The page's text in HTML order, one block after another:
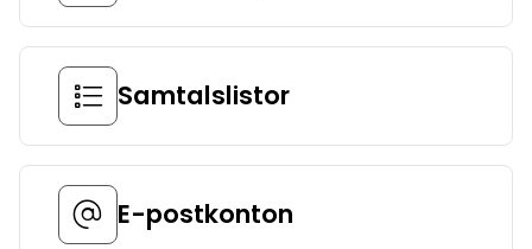
Samtalslistor
E-postkonton